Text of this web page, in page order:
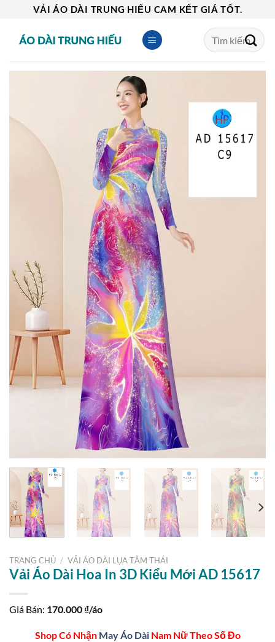
content
VẢI ÁO DÀI TRUNG HIẾU CAM KẾT GIÁ TỐT.
Tìm
kiếm:
TRANG CHỦ / VẢI ÁO DÀI LỤA TẰM THÁI
Vải Áo Dài Hoa In 3D Kiểu Mới AD 15617
Giá Bán: 170.000 ₫/áo
Shop Có Nhận May Áo DàiNam Nữ Theo Số Đo